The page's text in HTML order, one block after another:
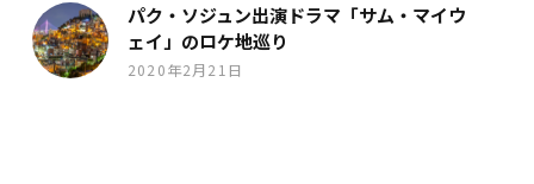
パク・ソジュン出演ドラマ「サム・マイウ
ェイ」のロケ地巡り
2020年2月21日